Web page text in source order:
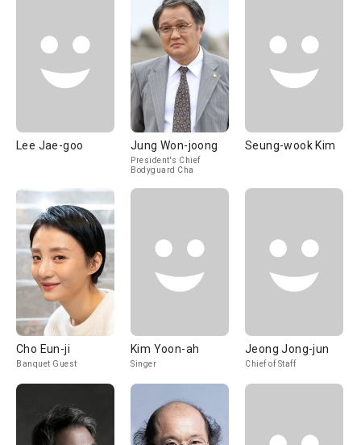
Lee Jae-goo Jung Won-joong
President's Chief
Bodyguard Cha
Seung-wook Kim
Cho Eun-ji
Banquet Guest
Kim Yoon-ah
Singer
Jeong Jong-jun
Chief of Staff